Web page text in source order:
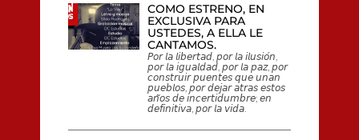
COMO ESTRENO, EN
EXCLUSIVA PARA
USTEDES, A ELLA LE
CANTAMOS.
𝘗𝘰𝘳 𝘭𝘢 𝘭𝘪𝘣𝘦𝘳𝘵𝘢𝘥, 𝘱𝘰𝘳 𝘭𝘢 𝘪𝘭𝘶𝘴𝘪𝘰́𝘯,
𝘱𝘰𝘳 𝘭𝘢 𝘪𝘨𝘶𝘢𝘭𝘥𝘢𝘥, 𝘱𝘰𝘳 𝘭𝘢 𝘱𝘢𝘻, 𝘱𝘰𝘳
𝘤𝘰𝘯𝘴𝘵𝘳𝘶𝘪𝘳 𝘱𝘶𝘦𝘯𝘵𝘦𝘴 𝘲𝘶𝘦 𝘶𝘯𝘢𝘯
𝘱𝘶𝘦𝘣𝘭𝘰𝘴, 𝘱𝘰𝘳 𝘥𝘦𝘫𝘢𝘳 𝘢𝘵𝘳𝘢𝘴 𝘦𝘴𝘵𝘰𝘴
𝘢𝘯̃𝘰𝘴 𝘥𝘦 𝘪𝘯𝘤𝘦𝘳𝘵𝘪𝘥𝘶𝘮𝘣𝘳𝘦; 𝘦𝘯
𝘥𝘦𝘧𝘪𝘯𝘪𝘵𝘪𝘷𝘢, 𝘱𝘰𝘳 𝘭𝘢 𝘷𝘪𝘥𝘢.